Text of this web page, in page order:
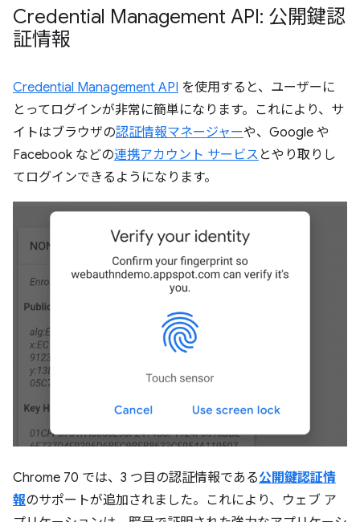
Credential Management API: 公開鍵認
証情報
Credential Management API を使用すると、ユーザーに
とってログインが非常に簡単になります。これにより、サ
イトはブラウザの認証情報マネージャーや、Google や
Facebook などの連携アカウント サービス とやり取りし
てログインできるようになります。
Chrome 70 では、3 つ目の認証情報である公開鍵認証情
報のサポートが追加されました。これにより、ウェブ ア